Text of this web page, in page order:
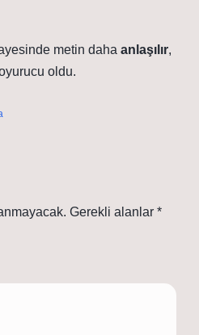
metin daha anlaşılır,
oldu.
Gerekli alanlar *